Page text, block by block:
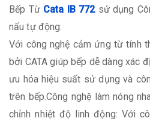
Bếp Từ Cata IB 772 sử dụng
nấu tự động:
Với công nghệ cảm ứng từ tính
bởi CATA giúp bếp dễ dàng xác
ưu hóa hiệu suất sử dụng và
trên bếp.Công nghệ làm nóng
chỉnh nhiệt độ linh động: Với